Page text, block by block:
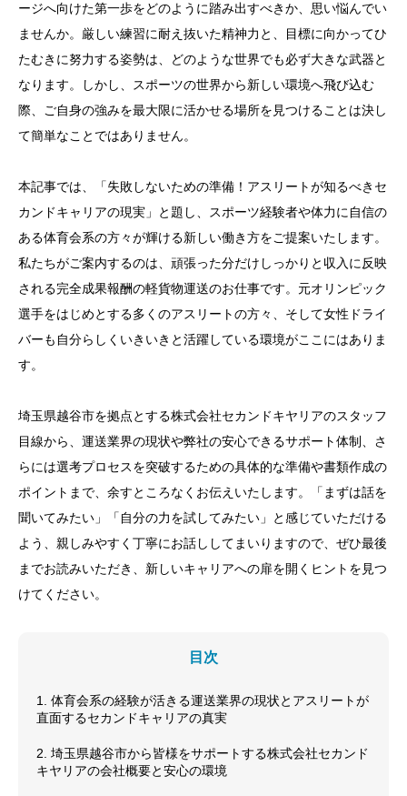
ージへ向けた第一歩をどのように踏み出すべきか、思い悩んでい
ませんか。厳しい練習に耐え抜いた精神力と、目標に向かってひ
たむきに努力する姿勢は、どのような世界でも必ず大きな武器と
なります。しかし、スポーツの世界から新しい環境へ飛び込む
際、ご自身の強みを最大限に活かせる場所を見つけることは決し
て簡単なことではありません。
本記事では、「失敗しないための準備！アスリートが知るべきセ
カンドキャリアの現実」と題し、スポーツ経験者や体力に自信の
ある体育会系の方々が輝ける新しい働き方をご提案いたします。
私たちがご案内するのは、頑張った分だけしっかりと収入に反映
される完全成果報酬の軽貨物運送のお仕事です。元オリンピック
選手をはじめとする多くのアスリートの方々、そして女性ドライ
バーも自分らしくいきいきと活躍している環境がここにはありま
す。
埼玉県越谷市を拠点とする株式会社セカンドキヤリアのスタッフ
目線から、運送業界の現状や弊社の安心できるサポート体制、さ
らには選考プロセスを突破するための具体的な準備や書類作成の
ポイントまで、余すところなくお伝えいたします。「まずは話を
聞いてみたい」「自分の力を試してみたい」と感じていただける
よう、親しみやすく丁寧にお話ししてまいりますので、ぜひ最後
までお読みいただき、新しいキャリアへの扉を開くヒントを見つ
けてください。
目次
1. 体育会系の経験が活きる運送業界の現状とアスリートが
直面するセカンドキャリアの真実
2. 埼玉県越谷市から皆様をサポートする株式会社セカンド
キヤリアの会社概要と安心の環境